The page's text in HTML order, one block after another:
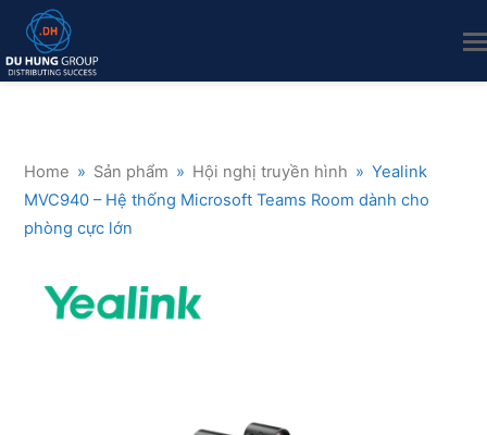
Home » Sản phẩm » Hội nghị truyền hình » Yealink
MVC940 – Hệ thống Microsoft Teams Room dành cho
phòng cực lớn